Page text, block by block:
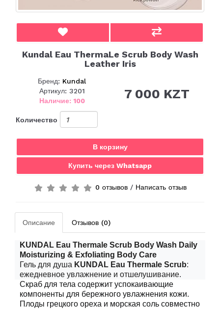
Kundal Eau ThermaLe Scrub Body Wash
Leather Iris
Бренд: Kundal
Артикул: 3201
Наличие: 100
7 000 KZT
Количество
В корзину
Купить через Whatsapp
0 отзывов/ Написать отзыв
Описание Отзывов (0)
KUNDAL Eau Thermale Scrub Body Wash Daily
Moisturizing & Exfoliating Body Care
Гель для душа KUNDAL Eau Thermale Scrub:
ежедневное увлажнение и отшелушивание.
Скраб для тела содержит успокаивающие
компоненты для бережного увлажнения кожи.
Плоды грецкого ореха и морская соль совместно